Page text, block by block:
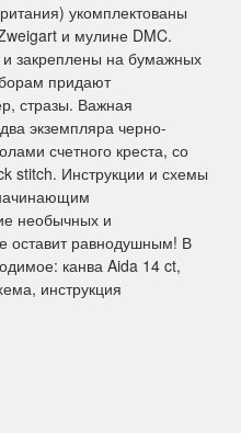
На сайте пополнение
Dimensions
Спешите купить...
ПОДРОБНЕЕ
Анастасия Туманова
22 мая 2024 13:01
укомплектованы
и мулине DMC.
закреплены на бумажных
придают
стразы. Важная
экземпляра черно-
счетного креста, со
stitch. Инструкции и схемы
необычных и
оставит равнодушным! В
канва Aida 14 ct,
инструкция